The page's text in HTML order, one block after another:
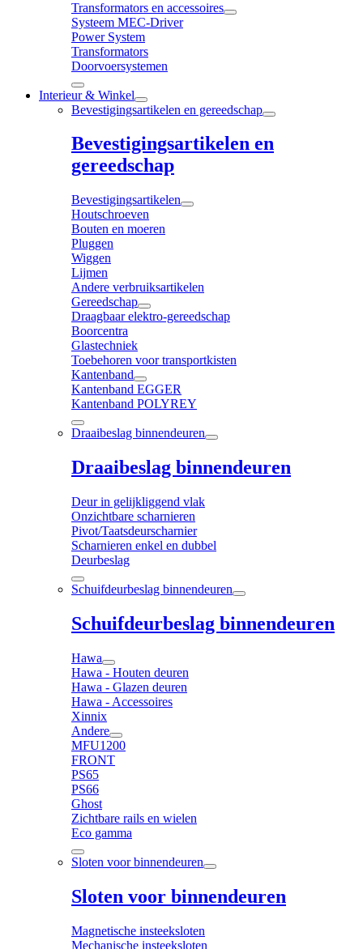
Transformators en accessoires
Systeem MEC-Driver
Power System
Transformators
Doorvoersystemen
Interieur & Winkel
Bevestigingsartikelen en gereedschap
Bevestigingsartikelen en
gereedschap
Bevestigingsartikelen
Houtschroeven
Bouten en moeren
Pluggen
Wiggen
Lijmen
Andere verbruiksartikelen
Gereedschap
Draagbaar elektro-gereedschap
Boorcentra
Glastechniek
Toebehoren voor transportkisten
Kantenband
Kantenband EGGER
Kantenband POLYREY
Draaibeslag binnendeuren
Draaibeslag binnendeuren
Deur in gelijkliggend vlak
Onzichtbare scharnieren
Pivot/Taatsdeurscharnier
Scharnieren enkel en dubbel
Deurbeslag
Schuifdeurbeslag binnendeuren
Schuifdeurbeslag binnendeuren
Hawa
Hawa - Houten deuren
Hawa - Glazen deuren
Hawa - Accessoires
Xinnix
Andere
MFU1200
FRONT
PS65
PS66
Ghost
Zichtbare rails en wielen
Eco gamma
Sloten voor binnendeuren
Sloten voor binnendeuren
Magnetische insteeksloten
Mechanische insteeksloten